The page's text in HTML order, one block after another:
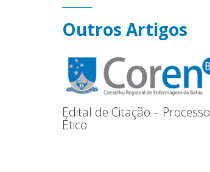
Outros Artigos
Edital de Citação – Processo
Ético